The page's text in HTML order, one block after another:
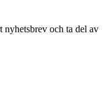
nyhetsbrev och ta del av